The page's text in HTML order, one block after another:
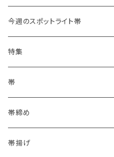
今週のスポットライト帯
特集
浴衣にも！夏の帯揚げ
海のいろ ～sea-green～
格ある夏の名古屋帯（都の絽綴れ）
帯
- 博多帯
夏・単衣用(夏帯)
- 西陣織
帯締め
- おびやオリジナル
帯揚げ